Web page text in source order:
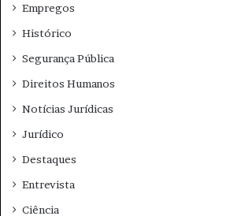
Empregos
Histórico
Segurança Pública
Direitos Humanos
Notícias Jurídicas
Jurídico
Destaques
Entrevista
Ciência